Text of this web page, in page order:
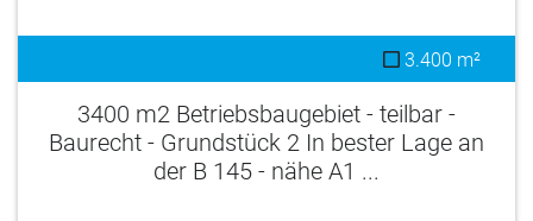
3.400 m²
3400 m2 Betriebsbaugebiet - teilbar -
Baurecht - Grundstück 2 In bester Lage an
der B 145 - nähe A1 ...